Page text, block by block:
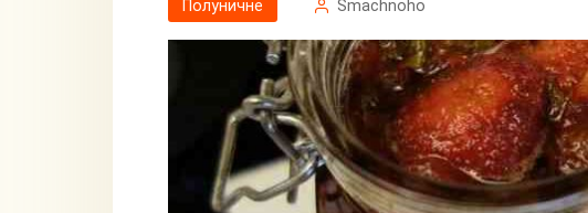
Полуничне Smachnoho